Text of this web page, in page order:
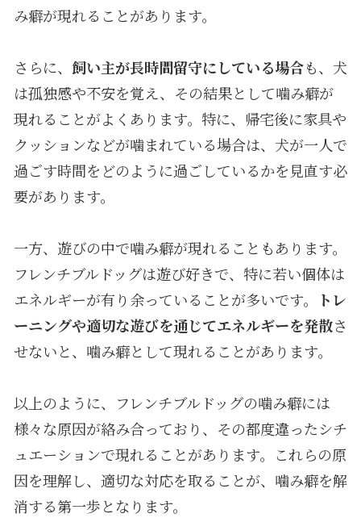
み癖が現れることがあります。
さらに、 飼い主が長時間留守にしている場合も、犬
は孤独感や不安を覚え、その結果として噛み癖が
現れることがよくあります。特に、帰宅後に家具や
クッションなどが噛まれている場合は、犬が一人で
過ごす時間をどのように過ごしているかを見直す必
要があります。
一方、遊びの中で噛み癖が現れることもあります。
フレンチブルドッグは遊び好きで、特に若い個体は
エネルギーが有り余っていることが多いです。
トレ
ーニングや適切な遊びを通じてエネルギーを発散さ
せないと、噛み癖として現れることがあります。
以上のように、フレンチブルドッグの噛み癖には
様々な原因が絡み合っており、その都度違ったシチ
ュエーションで現れることがあります。これらの原
因を理解し、適切な対応を取ることが、噛み癖を解
消する第一歩となります。